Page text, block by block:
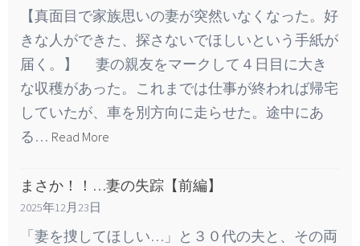
【真面目で家族思いの妻が突然いなくなった。好
きな人ができた、探さないでほしいという手紙が
届く。】 妻の親友をマークして４日目に大き
な収穫があった。これまでは仕事が終われば帰宅
していたが、車を別方向に走らせた。途中にあ
る… Read More
まさか！！…妻の失踪【前編】
2025年12月23日
「妻を捜してほしい…」と３０代の夫と、その両